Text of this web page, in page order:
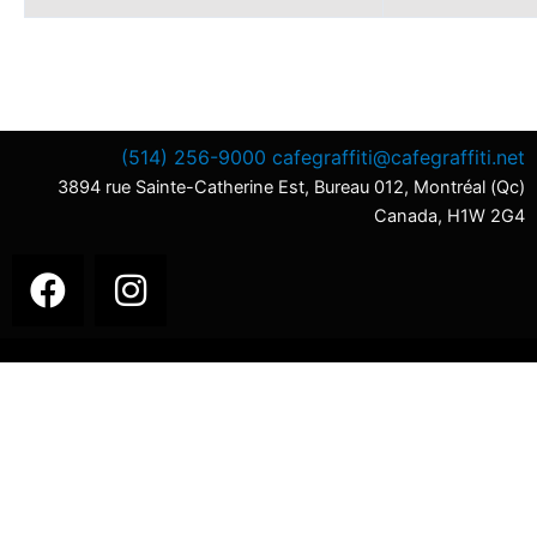
(514) 256-9000 cafegraffiti@cafegraffiti.net
3894 rue Sainte-Catherine Est, Bureau 012, Montréal (Qc)
Canada, H1W 2G4
F
a
I
n